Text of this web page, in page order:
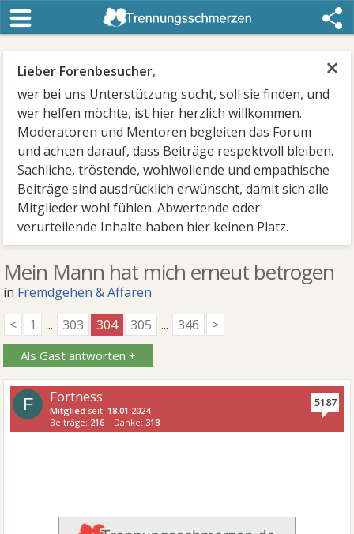
×
Lieber Forenbesucher,
wer bei uns Unterstützung sucht, soll sie finden, und
wer helfen möchte, ist hier herzlich willkommen.
Moderatoren und Mentoren begleiten das Forum
und achten darauf, dass Beiträge respektvoll bleiben.
Sachliche, tröstende, wohlwollende und empathische
Beiträge sind ausdrücklich erwünscht, damit sich alle
Mitglieder wohl fühlen. Abwertende oder
verurteilende Inhalte haben hier keinen Platz.
Mein Mann hat mich erneut betrogen
in Fremdgehen & Affären
<
1 ... 303 304 305 ... 346 >
Als Gast antworten +
F Fortness
Mitglied seit: 18.01.2024
Beiträge: 216 Danke:318
5187